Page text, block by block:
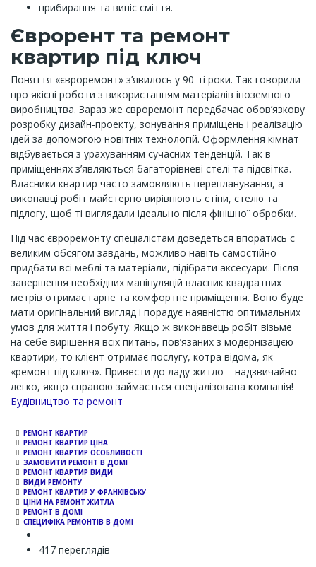
прибирання та виніс сміття.
Єврорент та ремонт
квартир під ключ
Поняття «євроремонт» з’явилось у 90-ті роки. Так говорили
про якісні роботи з використанням матеріалів іноземного
виробництва. Зараз же євроремонт передбачає обов’язкову
розробку дизайн-проекту, зонування приміщень і реалізацію
ідей за допомогою новітніх технологій. Оформлення кімнат
відбувається з урахуванням сучасних тенденцій. Так в
приміщеннях з’являються багаторівневі стелі та підсвітка.
Власники квартир часто замовляють перепланування, а
виконавці робіт майстерно вирівнюють стіни, стелю та
підлогу, щоб ті виглядали ідеально після фінішної обробки.
Під час євроремонту спеціалістам доведеться впоратись с
великим обсягом завдань, можливо навіть самостійно
придбати всі меблі та матеріали, підібрати аксесуари. Після
завершення необхідних маніпуляцій власник квадратних
метрів отримає гарне та комфортне приміщення. Воно буде
мати оригінальний вигляд і порадує наявністю оптимальних
умов для життя і побуту. Якщо ж виконавець робіт візьме
на себе вирішення всіх питань, пов’язаних з модернізацією
квартири, то клієнт отримає послугу, котра відома, як
«ремонт під ключ». Привести до ладу житло – надзвичайно
легко, якщо справою займається спеціалізована компанія!
Channel
Будівництво та ремонт
РЕМОНТ КВАРТИР
РЕМОНТ КВАРТИР ЦІНА
РЕМОНТ КВАРТИР ОСОБЛИВОСТІ
ЗАМОВИТИ РЕМОНТ В ДОМІ
РЕМОНТ КВАРТИР ВИДИ
ВИДИ РЕМОНТУ
РЕМОНТ КВАРТИР У ФРАНКІВСЬКУ
ЦІНИ НА РЕМОНТ ЖИТЛА
РЕМОНТ В ДОМІ
СПЕЦИФІКА РЕМОНТІВ В ДОМІ
417 переглядів